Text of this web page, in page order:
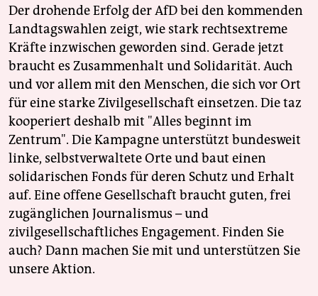
Der drohende Erfolg der AfD bei den kommenden
Landtagswahlen zeigt, wie stark rechtsextreme
Kräfte inzwischen geworden sind. Gerade jetzt
braucht es Zusammenhalt und Solidarität. Auch
und vor allem mit den Menschen, die sich vor Ort
für eine starke Zivilgesellschaft einsetzen. Die taz
kooperiert deshalb mit "Alles beginnt im
Zentrum". Die Kampagne unterstützt bundesweit
linke, selbstverwaltete Orte und baut einen
solidarischen Fonds für deren Schutz und Erhalt
auf. Eine offene Gesellschaft braucht guten, frei
zugänglichen Journalismus – und
zivilgesellschaftliches Engagement. Finden Sie
auch? Dann machen Sie mit und unterstützen Sie
unsere Aktion.